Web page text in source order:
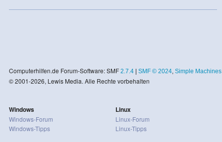
Computerhilfen.de Forum-Software: SMF 2.7.4| SMF © 2024, Simple Machines
© 2001-2026, Lewis Media. Alle Rechte vorbehalten
Windows
Windows-Forum
Windows-Tipps
Linux
Linux-Forum
Linux-Tipps